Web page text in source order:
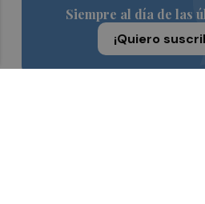
Siempre al día de las
¡Quiero